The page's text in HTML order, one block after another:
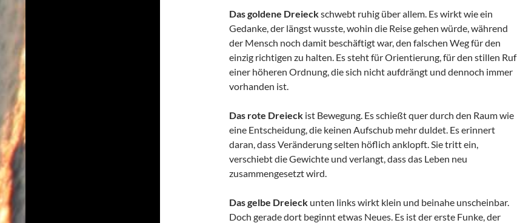
Das goldene Dreieckschwebt ruhig über allem. Es wirkt wie ein
Gedanke, der längst wusste, wohin die Reise gehen würde, während
der Mensch noch damit beschäftigt war, den falschen Weg für den
einzig richtigen zu halten. Es steht für Orientierung, für den stillen Ruf
einer höheren Ordnung, die sich nicht aufdrängt und dennoch immer
vorhanden ist.
Das rote Dreieck ist Bewegung. Es schießt quer durch den Raum wie
eine Entscheidung, die keinen Aufschub mehr duldet. Es erinnert
daran, dass Veränderung selten höflich anklopft. Sie tritt ein,
verschiebt die Gewichte und verlangt, dass das Leben neu
zusammengesetzt wird.
Das gelbe Dreieck unten links wirkt klein und beinahe unscheinbar.
Doch gerade dort beginnt etwas Neues. Es ist der erste Funke, der